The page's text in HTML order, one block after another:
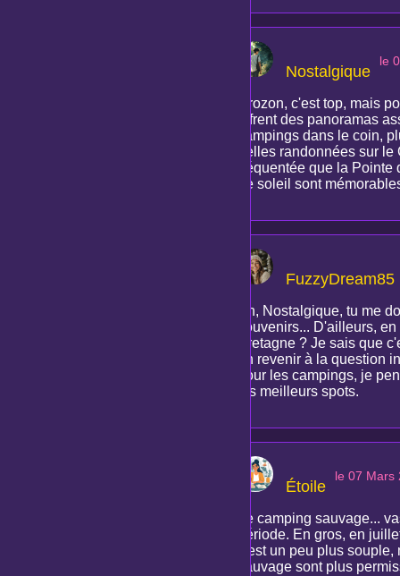
Nostalgique
le
Crozon, c'est top, mais
offrent des panoramas
campings dans le coin,
belles randonnées sur
fréquentée que la
de soleil sont
FuzzyDream85
Ah, Nostalgique, tu me
souvenirs... D'ailleurs,
Bretagne ? Je sais que
en revenir à la question
pour les campings, je
les meilleurs spots.
Étoile
le 07 Mars
Le camping sauvage...
période. En gros, en
c'est un peu plus
sauvage sont plus